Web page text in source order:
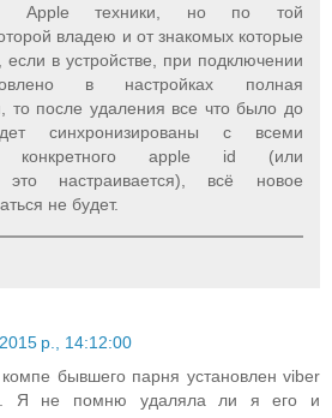
Apple техники, но по той
владею и от знакомых которые
если в устройстве, при подключении
в настройках полная
то после удаления все что было до
синхронизированы с всеми
конкретного apple id (или
это настраивается), всё новое
не будет.
р., 14:12:00
бывшего парня установлен viber
Я не помню удаляла ли я его и